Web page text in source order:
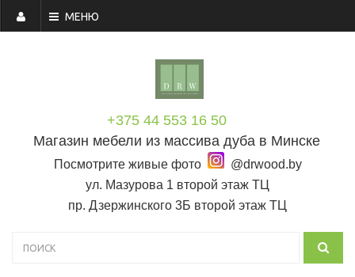
МЕНЮ
+375 44 553 16 50
Магазин мебели из массива дуба в Минске
Посмотрите живые фото
@drwood.by
ул. Мазурова 1 второй этаж ТЦ
пр. Дзержинского 3Б второй этаж ТЦ